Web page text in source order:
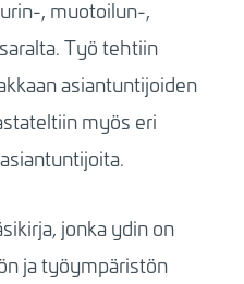
, muotoilun-,
Työ tehtiin
asiantuntijoiden
myös eri
jonka ydin on
ja työympäristön